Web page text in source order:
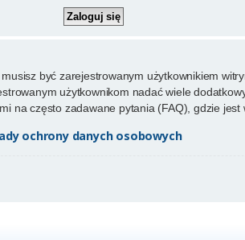
być zarejestrowanym użytkownikiem
użytkownikom nadać wiele
na często zadawane pytania (FAQ), gdzie
ochrony danych osobowych